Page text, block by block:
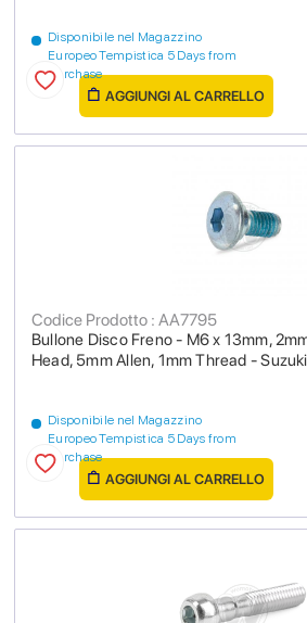
Disponibile nel Magazzino
Europeo Tempistica 5 Days from
purchase
AGGIUNGI AL CARRELLO
Bullone Disco Freno - M6 x 13mm,
Head, 5mm Allen, 1mm Thread -
Codice Prodotto : AA7795
Disponibile nel Magazzino
Europeo Tempistica 5 Days from
purchase
AGGIUNGI AL CARRELLO